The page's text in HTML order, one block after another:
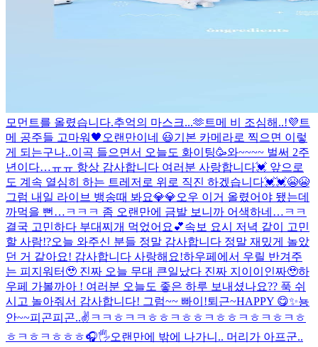
모먼트를 올렸습니다.추억의 마스크...🫶 트메 비 조심해..!💜 트
메 공주들 고마워🖤 오랜만이네 😃기본 카메라로 찍으면 이렇
게 되는구나..이곡 들으면서 오늘도 화이팅🥳와~~~~ 벌써 2주
년이다…ㅠㅠ 항상 감사합니다 여러분 사랑합니다💓 앞으로
도 계속 열심히 하는 트레저로 위로 직진 하겠습니다💓💓😭😭
그럼 내일 라이브 뱅송때 봐요💎💎오우 이거 올렸어야 됐는데
까먹을 뻔…ㅋㅋㅋ 좀 오랜만에 금발 보니까 어색하네…ㅋㅋ
결국 고민하다 부대찌개 먹었어요💕속보 요시 저녁 같이 고민
할 사람!?오늘 와주신 분들 정말 감사합니다 정말 재밌게 놀았
던 거 같아요! 감사합니다 사랑해요!하우페에서 우릴 반겨주
는 피지워터🥹 진짜 오늘 무대 큰일났다 진짜 지이이인짜🥹하
우페 가볼까아 ! 여러분 오늘도 좋은 하루 보내셨나요?? 푹 쉬
시고 놀아줘서 감사합니다! 그럼~~ 빠이!퇴근~HAPPY 😋✨뇽
안~~피곤피곤..✌️ ㅋㅋㅎㅋㅋㅎㅎㅋㅎㅎㅋㅎㅎㅋㅎㅋㅎㅋㅎ
ㅎㅋㅎㅋㅎㅎㅎ🎧🖐오랜만에 밖에 나가니.. 머리가 아프군..